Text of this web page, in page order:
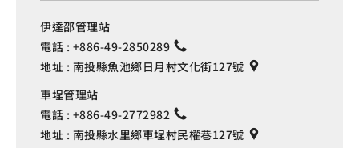
伊達邵管理站
電話 : +886-49-2850289
地址 : 南投縣魚池鄉日月村文化街127號
車埕管理站
電話 : +886-49-2772982
地址 : 南投縣水里鄉車埕村民權巷127號